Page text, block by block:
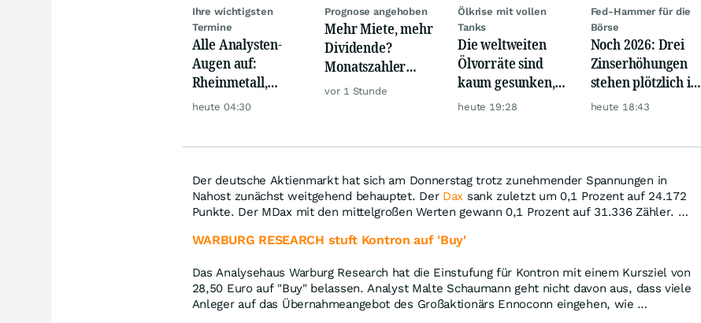
Ihre wichtigsten
Termine
Alle Analysten-
Augen auf:
Rheinmetall,
Deutsche Telekom,
heute 04:30
Prognose angehoben
Mehr Miete, mehr
Dividende?
Monatszahler
Realty Income
vor 1 Stunde
Ölkrise mit vollen
Tanks
Die weltweiten
Ölvorräte sind
kaum gesunken,
trotz Krise
heute 19:28
Fed-Hammer für die
Börse
Noch 2026: Drei
Zinserhöhungen
stehen plötzlich im
Raum
heute 18:43
Der deutsche Aktienmarkt hat sich am Donnerstag trotz zunehmender Spannungen in
Nahost zunächst weitgehend behauptet. Der Dax sank zuletzt um 0,1 Prozent auf 24.172
Punkte. Der MDax mit den mittelgroßen Werten gewann 0,1 Prozent auf 31.336 Zähler. …
WARBURG RESEARCH stuft Kontron auf 'Buy'
Das Analysehaus Warburg Research hat die Einstufung für Kontron mit einem Kursziel von
28,50 Euro auf "Buy" belassen. Analyst Malte Schaumann geht nicht davon aus, dass viele
Anleger auf das Übernahmeangebot des Großaktionärs Ennoconn eingehen, wie …